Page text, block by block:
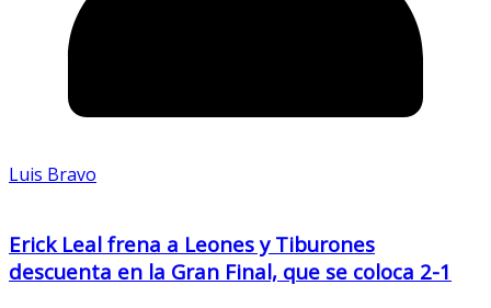
Luis Bravo
Erick Leal frena a Leones y Tiburones
descuenta en la Gran Final, que se coloca 2-1